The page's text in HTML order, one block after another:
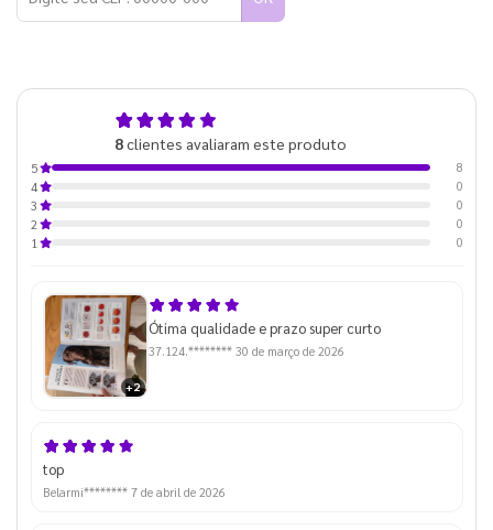
8clientes avaliaram este produto
5
8
4
0
3
0
2
0
1
0
+2
Ótima qualidade e prazo super curto
37.124.******** 30 de março de 2026
top
Belarmi******** 7 de abril de 2026